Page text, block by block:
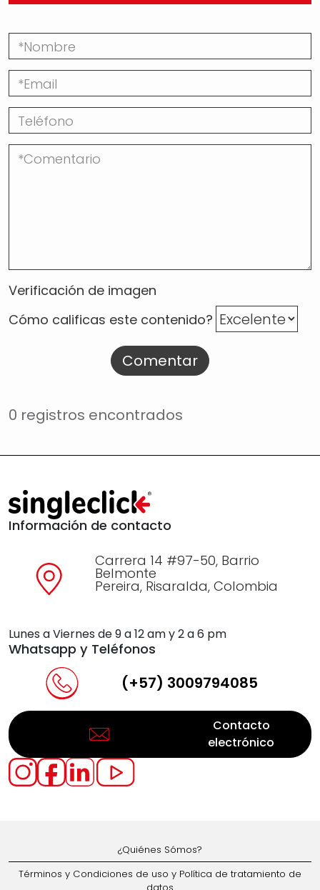
Verificación de imagen
Cómo calificas este contenido?
Comentar
0 registros encontrados
Información de contacto
Carrera 14 #97-50, Barrio
Belmonte
Pereira, Risaralda, Colombia
Lunes a Viernes de 9 a 12 am y 2 a 6 pm
Whatsapp y Teléfonos
(+57) 3009794085
Contacto
electrónico
¿Quiénes Sómos?
Términos y Condiciones de uso y Política de tratamiento de